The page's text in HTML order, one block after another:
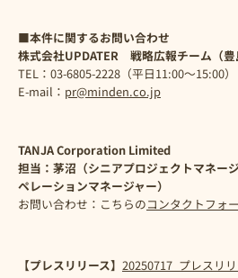
■本件に関するお問い合わせ
株式会社UPDATER 戦略広報チーム（豊
TEL：03-6805-2228（平日11:00～15:00）
E-mail： pr@minden.co.jp
TANJA Corporation Limited
担当：茅沼（シニアプロジェクトマネー
ペレーションマネージャー）
お問い合わせ：こちらのコンタクトフォ
【プレスリリース】 20250717_プレスリ